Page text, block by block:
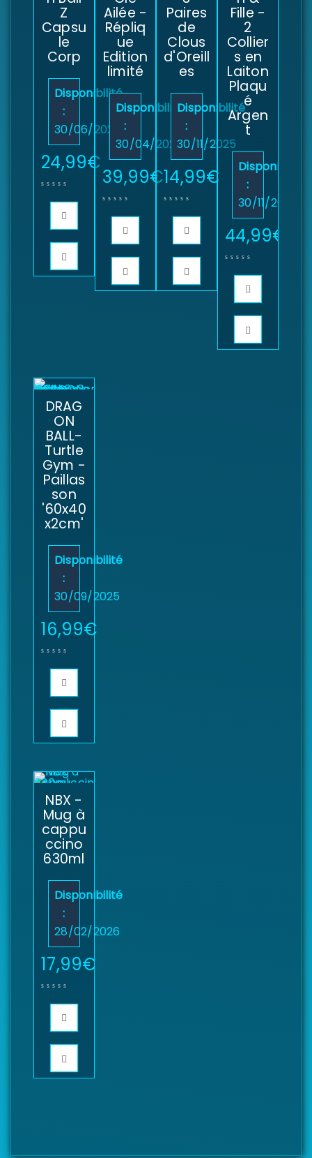
Z
Capsu
le
Corp
Disponibilité
:
30/06/2025
24,99€
Ailée -
Répliq
ue
Edition
limité
Disponibilité
:
30/04/2026
39,99€
Paires
de
Clous
d'Oreill
es
Disponibilité
:
30/11/2025
14,99€
Fille -
2
Collier
s en
Laiton
Plaqu
é
Argen
t
Disponibilité
:
30/11/2025
44,99€
DRAG
ON
BALL-
Turtle
Gym -
Paillas
son
'60x40
x2cm'
Disponibilité
:
30/09/2025
16,99€
NBX -
Mug à
cappu
ccino
630ml
Disponibilité
:
28/02/2026
17,99€